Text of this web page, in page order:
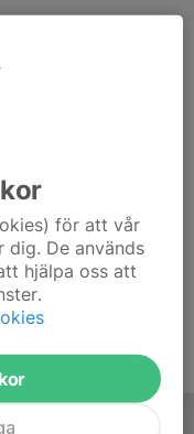
för att vår
De används
hjälpa oss att